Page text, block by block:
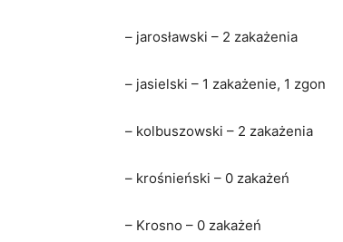
– jarosławski – 2 zakażenia
– jasielski – 1 zakażenie, 1 zgon
– kolbuszowski – 2 zakażenia
– krośnieński – 0 zakażeń
– Krosno – 0 zakażeń